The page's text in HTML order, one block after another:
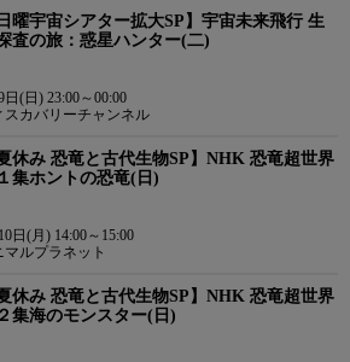
日曜宇宙シアター拡大SP】宇宙未来飛行 生
査の旅：惑星ハンター(二)
日(日) 23:00～00:00
スカバリーチャンネル
夏休み 恐竜と古代生物SP】NHK 恐竜超世界
集ホントの恐竜(日)
日(月) 14:00～15:00
マルプラネット
夏休み 恐竜と古代生物SP】NHK 恐竜超世界
集海のモンスター(日)